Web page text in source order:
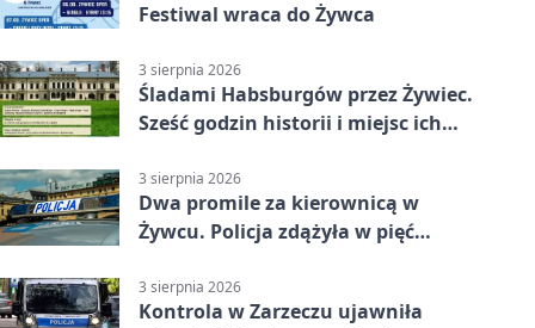
Festiwal wraca do Żywca
3 sierpnia 2026
Śladami Habsburgów przez Żywiec.
Sześć godzin historii i miejsc ich
3 sierpnia 2026
Dwa promile za kierownicą w
Żywcu. Policja zdążyła w pięć
3 sierpnia 2026
Kontrola w Zarzeczu ujawniła